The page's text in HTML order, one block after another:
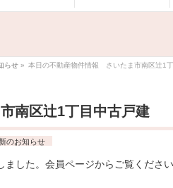
らせ » 本日の不動産物件情報 さいたま市南区辻1
南区辻1丁目中古戸建
のお知らせ
ました。会員ページからご覧ください